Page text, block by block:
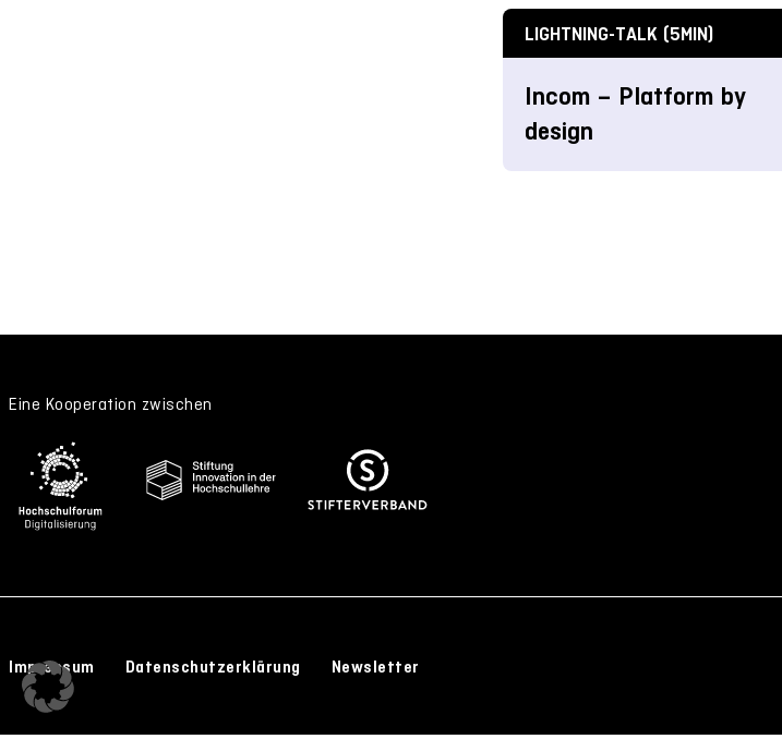
LIGHTNING-TALK (5MIN)
Incom – Platform by
design
Eine Kooperation zwischen
Impressum Datenschutzerklärung Newsletter